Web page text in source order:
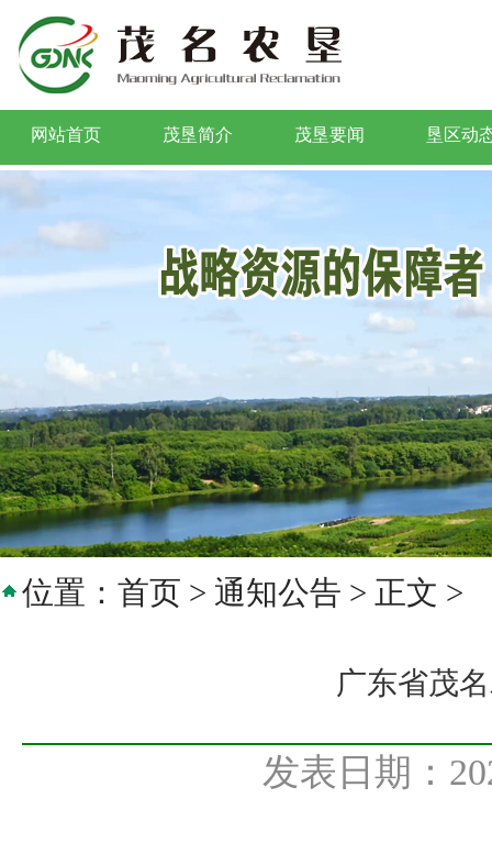
网站首页 茂垦简介 茂垦要闻 垦区动
位置： 首页 > 通知公告 > 正文 >
广东省茂
发表日期：